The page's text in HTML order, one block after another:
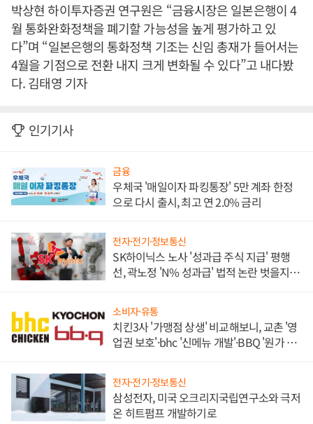
박상현 하이투자증권 연구원은 “금융시장은 일본은행이 4
월 통화완화정책을 폐기할 가능성을 높게 평가하고 있
다”며 “일본은행의 통화정책 기조는 신임 총재가 들어서는
4월을 기점으로 전환 내지 크게 변화될 수 있다”고 내다봤
다. 김태영 기자
인기기사
금융
우체국 '매일이자 파킹통장' 5만 계좌 한정
으로 다시 출시, 최고 연 2.0% 금리
전자·전기·정보통신
SK하이닉스 노사 '성과급 주식 지급' 평행
선, 곽노정 'N% 성과급' 법적 논란 벗을지 주
소비자·유통
치킨3사 '가맹점 상생' 비교해보니, 교촌 '영
업권 보호'·bhc '신메뉴 개발'·BBQ '원가 부
전자·전기·정보통신
삼성전자, 미국 오크리지국립연구소와 극저
온 히트펌프 개발하기로